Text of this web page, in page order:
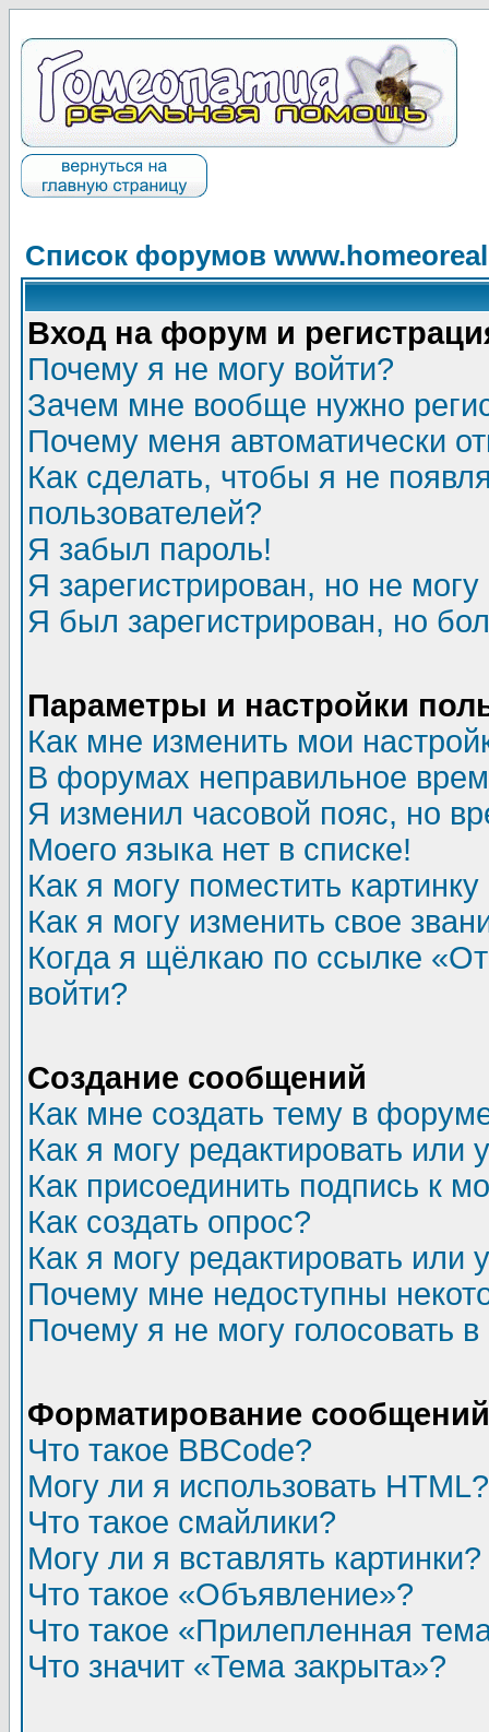
Список форумов
Вход на форум и
Почему я не могу войти?
Зачем мне вообще нужно
Почему меня автоматически
Как сделать, чтобы я не
пользователей?
Я забыл пароль!
Я зарегистрирован, но не могу
Я был зарегистрирован, но
Параметры и настройки
Как мне изменить мои
В форумах неправильное
Я изменил часовой пояс, но
Моего языка нет в списке!
Как я могу поместить
Как я могу изменить свое
Когда я щёлкаю по ссылке
войти?
Создание сообщений
Как мне создать тему в
Как я могу редактировать или
Как присоединить подпись к
Как создать опрос?
Как я могу редактировать или
Почему мне недоступны
Почему я не могу голосовать
Форматирование
Что такое BBCode?
Могу ли я использовать HTML?
Что такое смайлики?
Могу ли я вставлять картинки?
Что такое «Объявление»?
Что такое «Прилепленная
Что значит «Тема закрыта»?